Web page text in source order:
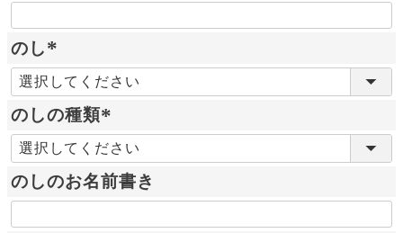
)
のし
(
必
須
)
のしの種類
(
必
須
)
のしのお名前書き